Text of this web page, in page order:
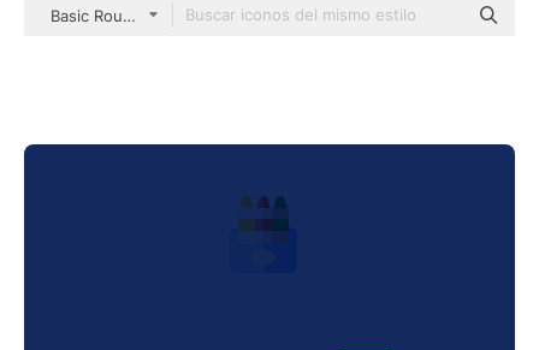
Basic Rounded Flat